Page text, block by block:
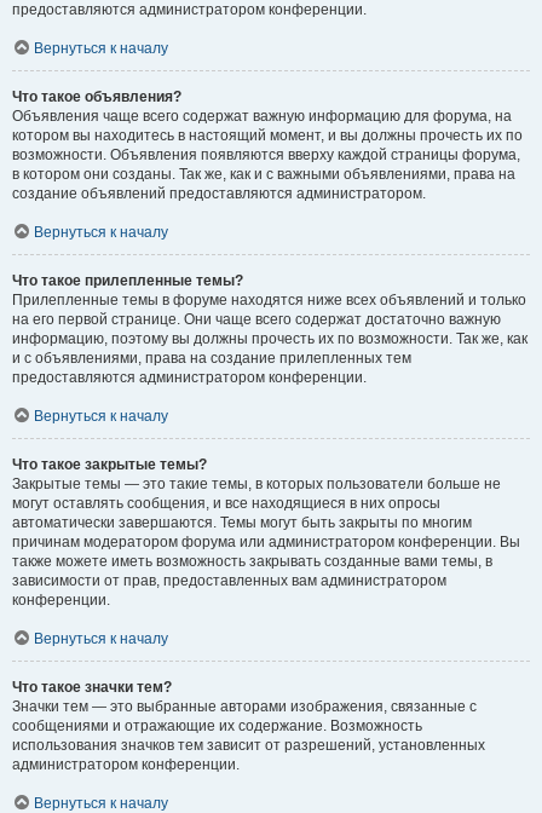
предоставляются администратором конференции.
Вернуться к началу
Что такое объявления?
Объявления чаще всего содержат важную информацию для форума, на
котором вы находитесь в настоящий момент, и вы должны прочесть их по
возможности. Объявления появляются вверху каждой страницы форума,
в котором они созданы. Так же, как и с важными объявлениями, права на
создание объявлений предоставляются администратором.
Вернуться к началу
Что такое прилепленные темы?
Прилепленные темы в форуме находятся ниже всех объявлений и только
на его первой странице. Они чаще всего содержат достаточно важную
информацию, поэтому вы должны прочесть их по возможности. Так же, как
и с объявлениями, права на создание прилепленных тем
предоставляются администратором конференции.
Вернуться к началу
Что такое закрытые темы?
Закрытые темы — это такие темы, в которых пользователи больше не
могут оставлять сообщения, и все находящиеся в них опросы
автоматически завершаются. Темы могут быть закрыты по многим
причинам модератором форума или администратором конференции. Вы
также можете иметь возможность закрывать созданные вами темы, в
зависимости от прав, предоставленных вам администратором
конференции.
Вернуться к началу
Что такое значки тем?
Значки тем — это выбранные авторами изображения, связанные с
сообщениями и отражающие их содержание. Возможность
использования значков тем зависит от разрешений, установленных
администратором конференции.
Вернуться к началу